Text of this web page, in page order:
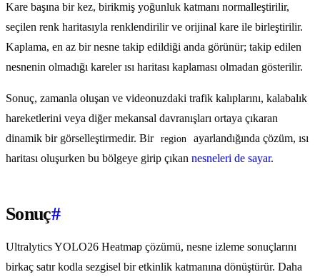
Kare başına bir kez, birikmiş yoğunluk katmanı normalleştirilir,
seçilen renk haritasıyla renklendirilir ve orijinal kare ile birleştirilir.
Kaplama, en az bir nesne takip edildiği anda görünür; takip edilen
nesnenin olmadığı kareler ısı haritası kaplaması olmadan gösterilir.
Sonuç, zamanla oluşan ve videonuzdaki trafik kalıplarını, kalabalık
hareketlerini veya diğer mekansal davranışları ortaya çıkaran
dinamik bir görselleştirmedir. Bir region
ayarlandığında çözüm, ısı
haritası oluşurken bu bölgeye girip çıkan nesneleri de sayar.
Sonuç#
Ultralytics YOLO26 Heatmap çözümü, nesne izleme sonuçlarını
birkaç satır kodla sezgisel bir etkinlik katmanına dönüştürür. Daha